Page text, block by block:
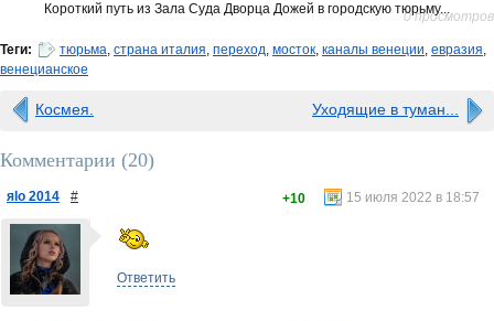
Короткий путь из Зала Суда Дворца Дожей в городскую тюрьму...0 просмотров
Теги: тюрьма, страна италия, переход, мосток, каналы венеции, евразия,
венецианское
Космея. Уходящие в туман...
Комментарии (20)
яlo 2014 # 15 июля 2022 в 18:57
+10
Ответить